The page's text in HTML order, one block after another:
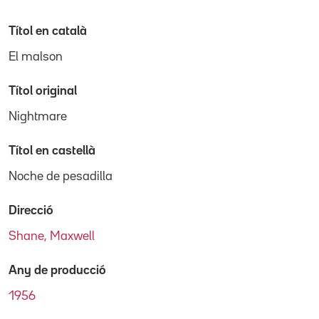
Títol en català
El malson
Títol original
Nightmare
Títol en castellà
Noche de pesadilla
Direcció
Shane, Maxwell
Any de producció
1956